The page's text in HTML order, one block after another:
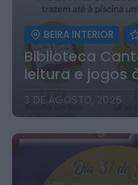
BEIRA INTERIOR
Biblioteca
leitura e jogos
3 DE AGOSTO, 2026